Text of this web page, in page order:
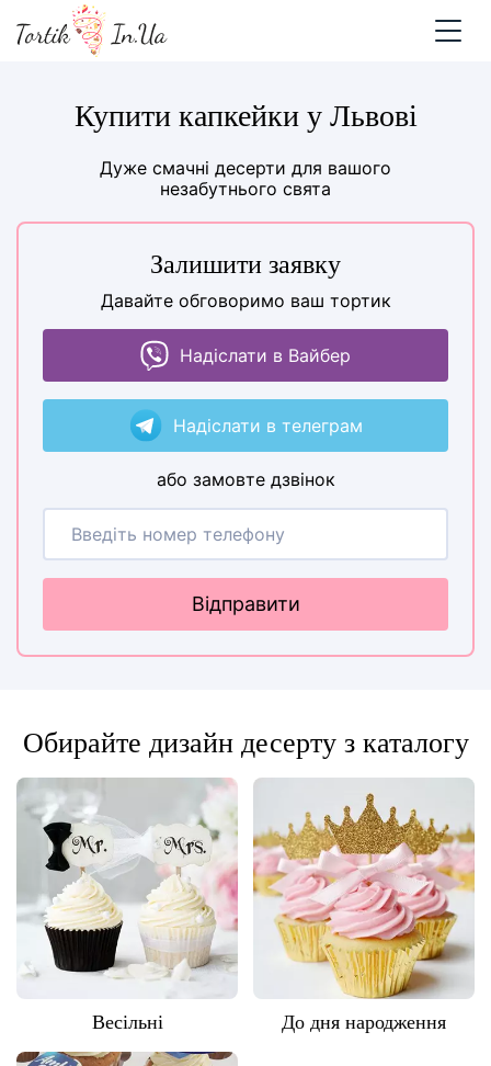
Купити капкейки у Львові
Дуже смачні десерти для вашого
незабутнього свята
Залишити заявку
Давайте обговоримо ваш тортик
Надіслати в Вайбер
Надіслати в телеграм
або замовте дзвінок
Відправити
Обирайте дизайн десерту з каталогу
Весільні До дня народження